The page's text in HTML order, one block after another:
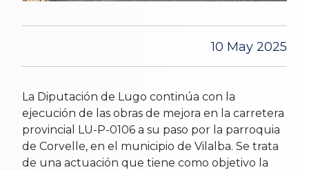
10 May 2025
La Diputación de Lugo continúa con la
ejecución de las obras de mejora en la carretera
provincial LU-P-0106 a su paso por la parroquia
de Corvelle, en el municipio de Vilalba. Se trata
de una actuación que tiene como objetivo la